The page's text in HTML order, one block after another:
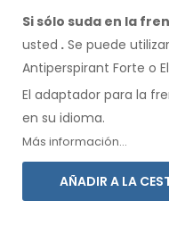
Si sólo suda en la
usted . Se puede utilizar
Antiperspirant Forte o
El adaptador para la
en su idioma.
Más información...
AÑADIR A LA